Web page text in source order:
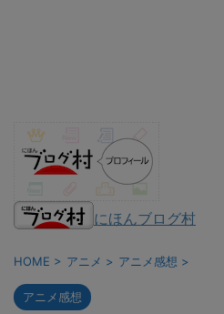
にほんブログ村
HOME > アニメ > アニメ感想 >
アニメ感想